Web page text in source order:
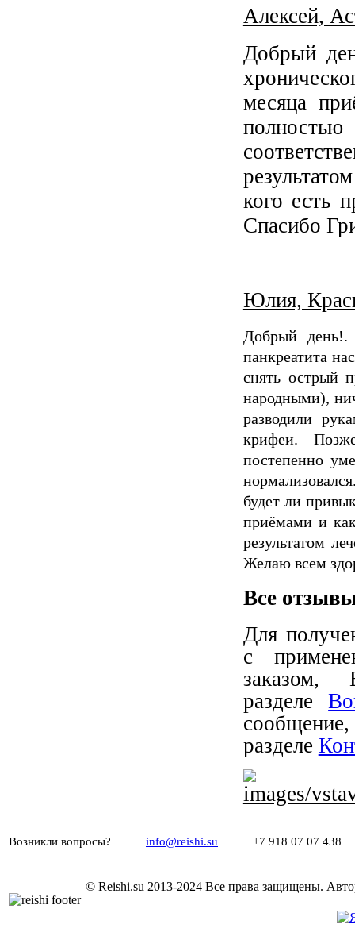
Алексей,
Добрый
месяца
кого есть
Спасибо
Юлия,
Добрый день!.
панкреатита
снять острый
народными),
разводили
крифеи.
постепенно
будет ли
приёмами и
результатом
Желаю всем
Все
Для
с
заказом,
разделе
разделе
Возникли вопросы? info@reishi.su +7 918 07 07
© Reishi.su 2013-2024 Все права защищены.